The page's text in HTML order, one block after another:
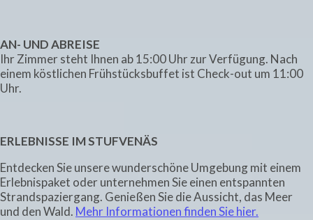
AN- UND ABREISE
Ihr Zimmer steht Ihnen ab 15:00 Uhr zur Verfügung. Nach
einem köstlichen Frühstücksbuffet ist Check-out um 11:00
Uhr.
ERLEBNISSE IM STUFVENÄS
Entdecken Sie unsere wunderschöne Umgebung mit einem
Erlebnispaket oder unternehmen Sie einen entspannten
Strandspaziergang. Genießen Sie die Aussicht, das Meer
und den Wald. Mehr Informationen finden Sie hier.